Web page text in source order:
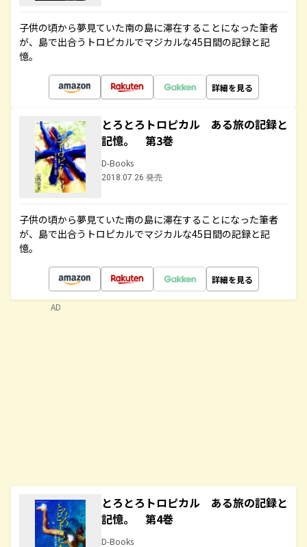
子供の頃から夢見ていた南の島に滞在することになった筆者
が、島で出合うトロピカルでマジカルな45日間の記録と記
憶。
詳細を見る
とろとろトロピカル ある旅の記録と
記憶。 第3巻
D-Books
2018.07.26 発売
子供の頃から夢見ていた南の島に滞在することになった筆者
が、島で出合うトロピカルでマジカルな45日間の記録と記
憶。
詳細を見る
とろとろトロピカル ある旅の記録と
記憶。 第4巻
D-Books
AD